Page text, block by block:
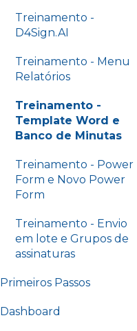
Treinamento -
D4Sign.AI
Treinamento - Menu
Relatórios
Treinamento -
Template Word e
Banco de Minutas
Treinamento - Power
Form e Novo Power
Form
Treinamento - Envio
em lote e Grupos de
assinaturas
Primeiros Passos
Dashboard